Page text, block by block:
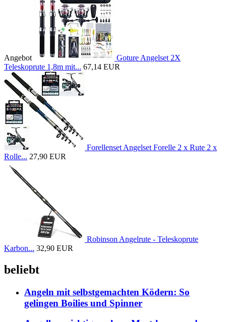
Angebot
Goture Angelset 2X
Teleskoprute 1,8m mit... 67,14 EUR
Forellenset Angelset Forelle 2 x Rute 2 x
Rolle... 27,90 EUR
Robinson Angelrute - Teleskoprute
Karbon... 32,90 EUR
beliebt
Angeln mit selbstgemachten Ködern: So
gelingen Boilies und Spinner